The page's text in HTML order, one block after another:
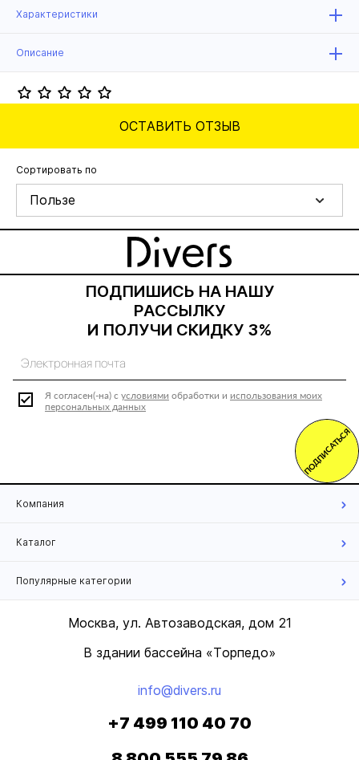
Характеристики
Описание
ОСТАВИТЬ ОТЗЫВ
Сортировать по
Пользе
ПОДПИШИСЬ НА НАШУ
РАССЫЛКУ
И ПОЛУЧИ СКИДКУ 3%
Я согласен(-на) с условиями обработки и использования моих
персональных данных
ПОДПИСАТЬСЯ
Компания
Каталог
Популярные категории
Москва, ул. Автозаводская, дом 21
В здании бассейна «Торпедо»
info@divers.ru
+7 499 110 40 70